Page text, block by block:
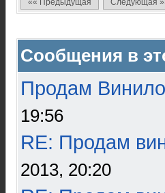
«« Предыдущая Следующая
Сообщения в
Продам
19:56
RE: Продам
2013, 20:20